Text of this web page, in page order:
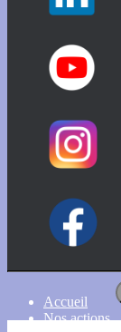
Accueil
Nos actions